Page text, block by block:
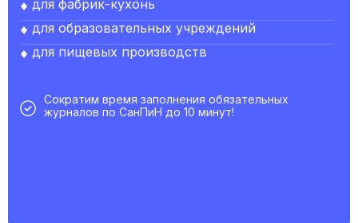
для фабрик-кухонь
для образовательных учреждений
для пищевых производств
Сократим время заполнения обязательных
журналов по СанПиН до 10 минут!